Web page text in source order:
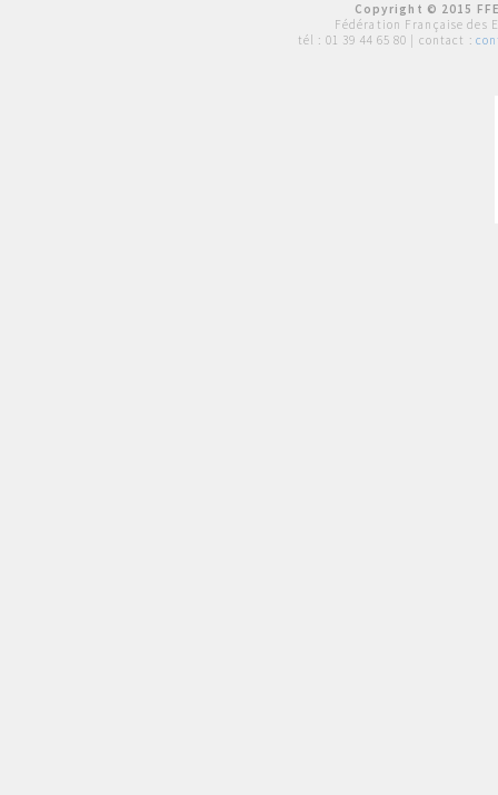
Copyright © 2015
Fédération Française des
tél : 01 39 44 65 80 | contact :